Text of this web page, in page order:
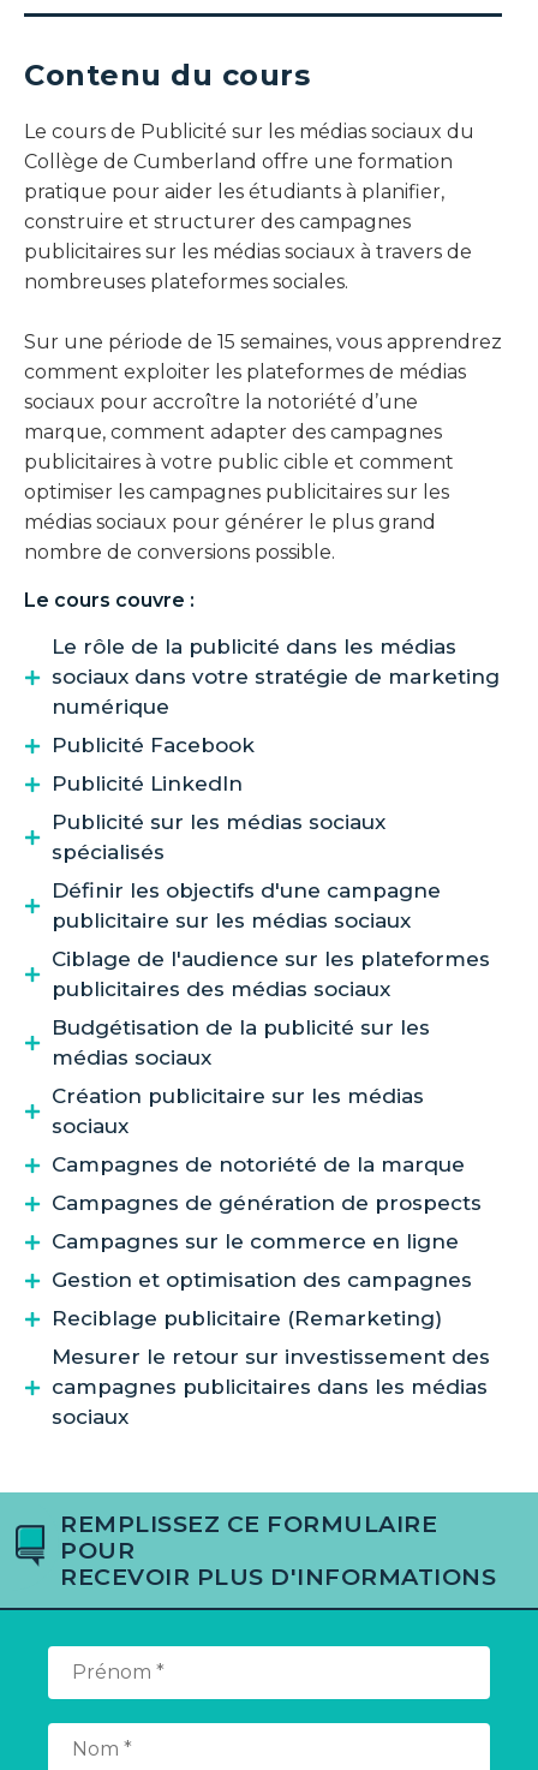
Contenu du cours
Le cours de Publicité sur les médias sociaux du
Collège de Cumberland offre une formation
pratique pour aider les étudiants à planifier,
construire et structurer des campagnes
publicitaires sur les médias sociaux à travers de
nombreuses plateformes sociales.
Sur une période de 15 semaines, vous apprendrez
comment exploiter les plateformes de médias
sociaux pour accroître la notoriété d’une
marque, comment adapter des campagnes
publicitaires à votre public cible et comment
optimiser les campagnes publicitaires sur les
médias sociaux pour générer le plus grand
nombre de conversions possible.
Le cours couvre :
Le rôle de la publicité dans les médias
sociaux dans votre stratégie de marketing
numérique
Publicité Facebook
Publicité LinkedIn
Publicité sur les médias sociaux
spécialisés
Définir les objectifs d'une campagne
publicitaire sur les médias sociaux
Ciblage de l'audience sur les plateformes
publicitaires des médias sociaux
Budgétisation de la publicité sur les
médias sociaux
Création publicitaire sur les médias
sociaux
Campagnes de notoriété de la marque
Campagnes de génération de prospects
Campagnes sur le commerce en ligne
Gestion et optimisation des campagnes
Reciblage publicitaire (Remarketing)
Mesurer le retour sur investissement des
campagnes publicitaires dans les médias
sociaux
REMPLISSEZ CE FORMULAIRE
POUR
RECEVOIR PLUS D'INFORMATIONS